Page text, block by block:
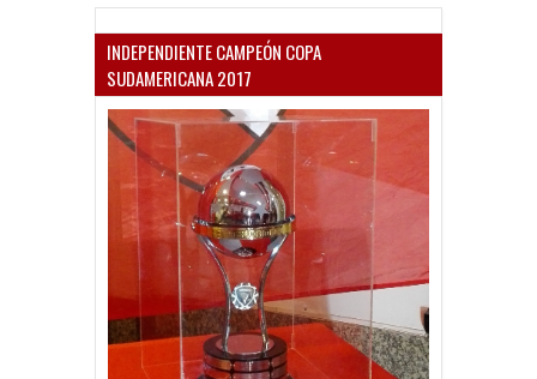
INDEPENDIENTE CAMPEÓN COPA
SUDAMERICANA 2017